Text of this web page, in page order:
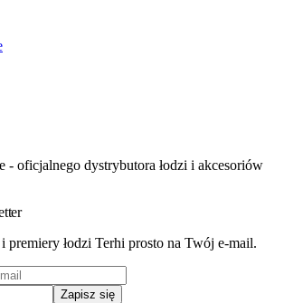
- oficjalnego dystrybutora łodzi i akcesoriów
premiery łodzi Terhi prosto na Twój e-mail.
Zapisz się